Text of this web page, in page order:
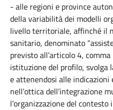
- alle regioni e province
della variabilità dei modelli
livello territoriale, affinché il
sanitario, denominato
previsto all’articolo 4,
istituzione del profilo, svolga
e attenendosi alle indicazioni
nell’ottica dell’integrazione
l’organizzazione del contesto